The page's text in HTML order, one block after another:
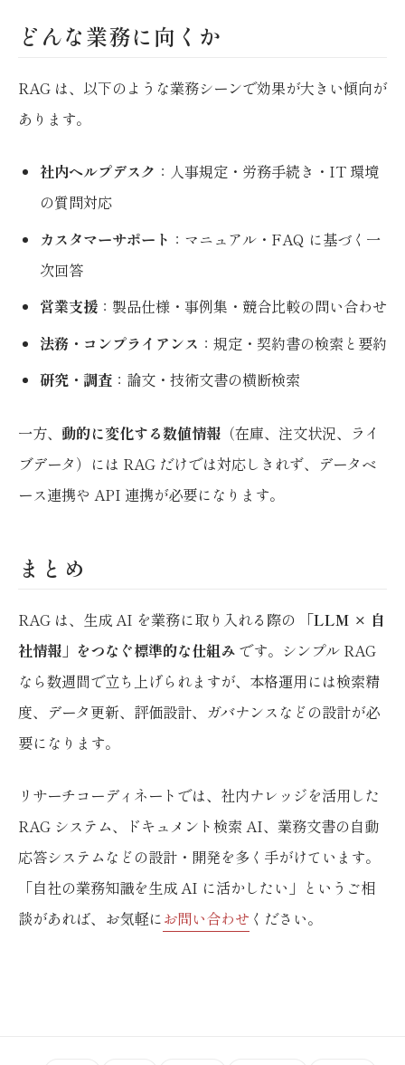
どんな業務に向くか
RAG は、以下のような業務シーンで効果が大きい傾向が
あります。
社内ヘルプデスク ：人事規定・労務手続き・IT 環境
の質問対応
カスタマーサポート ：マニュアル・FAQ に基づく一
次回答
営業支援 ：製品仕様・事例集・競合比較の問い合わせ
法務・コンプライアンス ：規定・契約書の検索と要約
研究・調査 ：論文・技術文書の横断検索
一方、 動的に変化する数値情報 （在庫、注文状況、ライ
ブデータ）には RAG だけでは対応しきれず、データベ
ース連携や API 連携が必要になります。
まとめ
RAG は、生成 AI を業務に取り入れる際の
「LLM × 自
社情報」をつなぐ標準的な仕組み です。シンプル RAG
なら数週間で立ち上げられますが、本格運用には検索精
度、データ更新、評価設計、ガバナンスなどの設計が必
要になります。
リサーチコーディネートでは、社内ナレッジを活用した
RAG システム、ドキュメント検索 AI、業務文書の自動
応答システムなどの設計・開発を多く手がけています。
「自社の業務知識を生成 AI に活かしたい」というご相
談があれば、お気軽にお問い合わせ ください。